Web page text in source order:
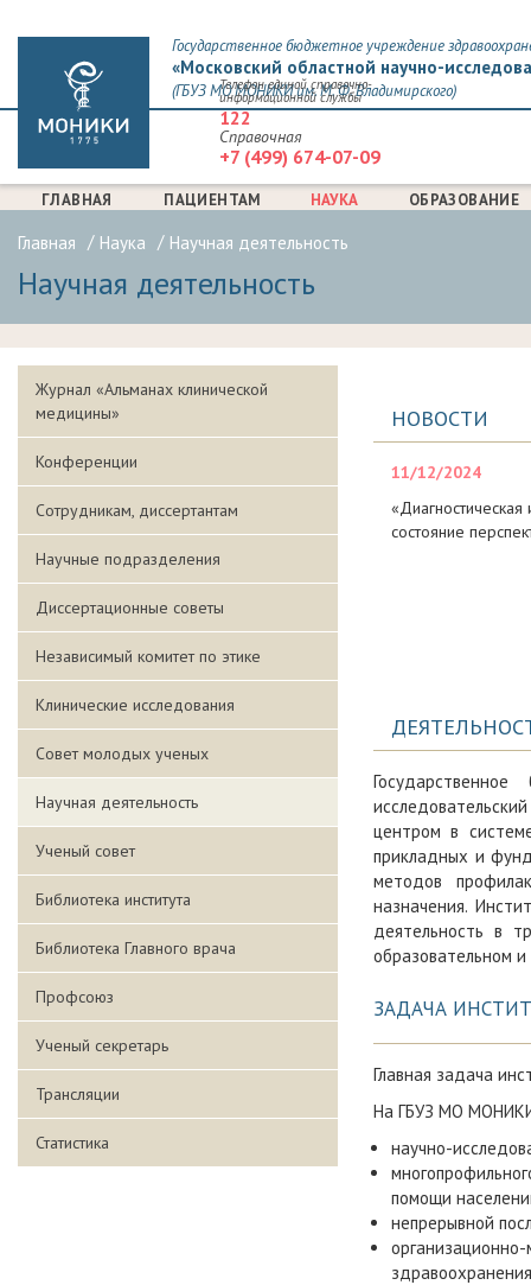
Государственное бюджетное учреждение
«Московский областной научно-
(ГБУЗ МО МОНИКИ им. М. Ф. Владимирского)
Телефон единой справочно-
информационной службы
122
Справочная
+7 (499) 674-07-09
ГЛАВНАЯ ПАЦИЕНТАМ НАУКА ОБРАЗОВАНИЕ
Главная Наука Научная деятельность
Научная деятельность
Журнал «Альманах клинической
медицины»
Конференции
Сотрудникам, диссертантам
Научные подразделения
Диссертационные советы
Независимый комитет по этике
Клинические исследования
Совет молодых ученых
Научная деятельность
Ученый совет
Библиотека института
Библиотека Главного врача
Профсоюз
Ученый секретарь
Трансляции
Статистика
НОВОСТИ
11/12/2024
состояние
центром в
прикладных и
методов
назначения.
деятельность в
образовательном и
ЗАДАЧА
Главная задача
На ГБУЗ МО
научно-
помощи
непрерывной